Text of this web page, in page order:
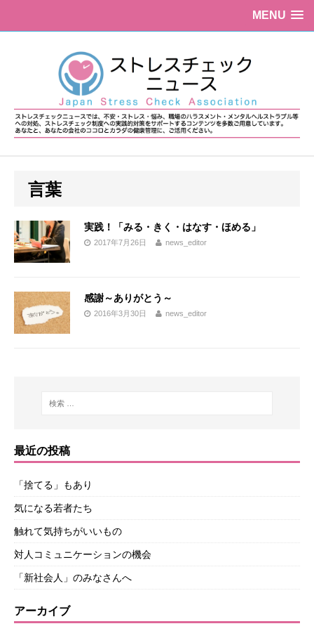
MENU
言葉
実践！「みる・きく・はなす・ほめる」
2017年7月26日 news_editor
感謝～ありがとう～
2016年3月30日 news_editor
最近の投稿
「捨てる」もあり
気になる若者たち
触れて気持ちがいいもの
対人コミュニケーションの機会
「新社会人」のみなさんへ
アーカイブ